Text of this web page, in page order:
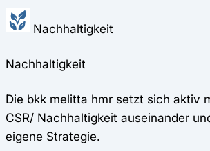
Nachhaltigkeit
Nachhaltigkeit
Die bkk melitta hmr setzt sich aktiv
CSR/ Nachhaltigkeit auseinander
eigene Strategie.